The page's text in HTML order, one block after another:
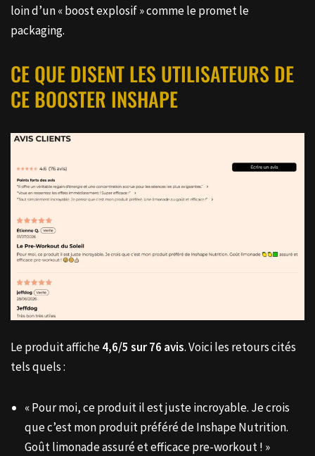
loin d’un « boost explosif » comme le promet le
packaging.
CE QUE DISENT LES UTILISATEURS DE
CE BOOSTER INSHAPE
Le produit affiche4,6/5 sur 76 avis. Voici les retours cités
tels quels :
« Pour moi, ce produit il est juste incroyable. Je crois
que c’est mon produit préféré de Inshape Nutrition.
Goût limonade assuré et efficace pre-workout ! »